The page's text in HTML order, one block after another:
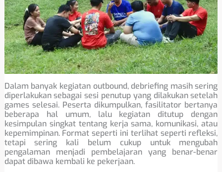
Dalam banyak kegiatan outbound, debriefing masih sering
diperlakukan sebagai sesi penutup yang dilakukan setelah
games selesai. Peserta dikumpulkan, fasilitator bertanya
beberapa hal umum, lalu kegiatan ditutup dengan
kesimpulan singkat tentang kerja sama, komunikasi, atau
kepemimpinan. Format seperti ini terlihat seperti refleksi,
tetapi sering kali belum cukup untuk mengubah
pengalaman menjadi pembelajaran yang benar-benar
dapat dibawa kembali ke pekerjaan.